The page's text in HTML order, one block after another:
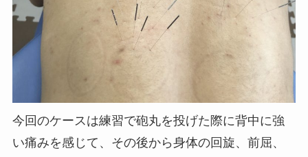
今回のケースは練習で砲丸を投げた際に背中に強
い痛みを感じて、その後から身体の回旋、前屈、